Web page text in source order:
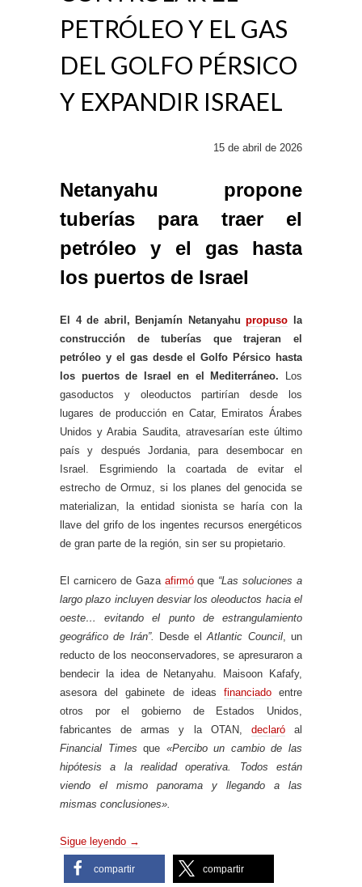
PETRÓLEO Y EL GAS
DEL GOLFO PÉRSICO
Y EXPANDIR ISRAEL
15 de abril de 2026
Netanyahu propone
tuberías para traer el
petróleo y el gas hasta
los puertos de Israel
El 4 de abril, Benjamín Netanyahupropuso la
construcción de tuberías que trajeran el
petróleo y el gas desde el Golfo Pérsico hasta
los puertos de Israel en el Mediterráneo. Los
gasoductos y oleoductos partirían desde los
lugares de producción en Catar, Emiratos Árabes
Unidos y Arabia Saudita, atravesarían este último
país y después Jordania, para desembocar en
Israel. Esgrimiendo la coartada de evitar el
estrecho de Ormuz, si los planes del genocida se
materializan, la entidad sionista se haría con la
llave del grifo de los ingentes recursos energéticos
de gran parte de la región, sin ser su propietario.
El carnicero de Gaza afirmóque “Las soluciones a
largo plazo incluyen desviar los oleoductos hacia el
oeste… evitando el punto de estrangulamiento
geográfico de Irán”.
Desde elAtlantic Council, un
reducto de los neoconservadores, se apresuraron a
bendecir la idea de Netanyahu. Maisoon Kafafy,
asesora del gabinete de ideas financiadoentre
otros por el gobierno de Estados Unidos,
fabricantes de armas y la OTAN, declaróal
Financial Times que «Percibo un cambio de las
hipótesis a la realidad operativa. Todos están
viendo el mismo panorama y llegando a las
mismas conclusiones».
Sigue leyendo →
compartir compartir